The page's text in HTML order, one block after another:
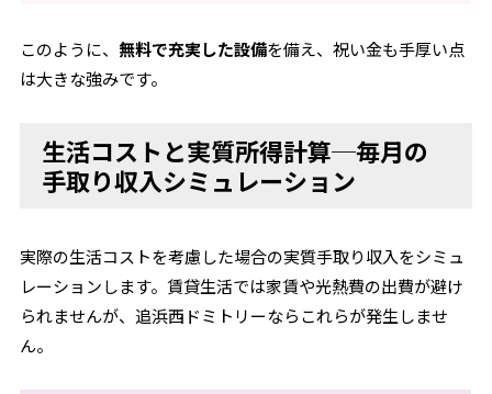
このように、無料で充実した設備を備え、祝い金も手厚い点
は大きな強みです。
生活コストと実質所得計算─毎月の
手取り収入シミュレーション
実際の生活コストを考慮した場合の実質手取り収入をシミュ
レーションします。賃貸生活では家賃や光熱費の出費が避け
られませんが、追浜西ドミトリーならこれらが発生しませ
ん。